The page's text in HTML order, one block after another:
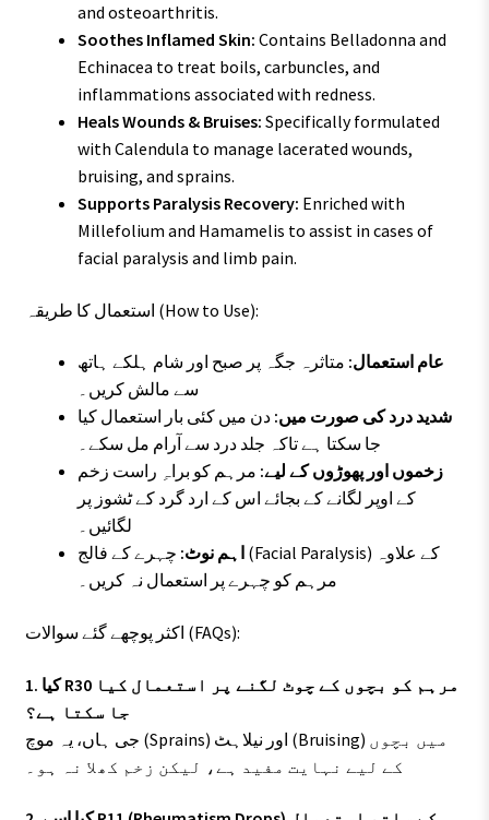
and osteoarthritis.
Soothes Inflamed Skin: Contains Belladonna and
Echinacea to treat boils, carbuncles, and
inflammations associated with redness.
Heals Wounds & Bruises: Specifically formulated
with Calendula to manage lacerated wounds,
bruising, and sprains.
Supports Paralysis Recovery: Enriched with
Millefolium and Hamamelis to assist in cases of
facial paralysis and limb pain.
استعمال کا طریقہ (How to Use):
عام استعمال: متاثرہ جگہ پر صبح اور شام ہلکے ہاتھ
سے مالش کریں۔
شدید درد کی صورت میں: دن میں کئی بار استعمال کیا
جا سکتا ہے تاکہ جلد درد سے آرام مل سکے۔
زخموں اور پھوڑوں کے لیے: مرہم کو براہِ راست زخم
کے اوپر لگانے کے بجائے اس کے ارد گرد کے ٹشوز پر
لگائیں۔
اہم نوٹ: چہرے کے فالج (Facial Paralysis) کے علاوہ
مرہم کو چہرے پر استعمال نہ کریں۔
اکثر پوچھے گئے سوالات (FAQs):
1. کیا R30 مرہم کو بچوں کے چوٹ لگنے پر استعمال کیا
جا سکتا ہے؟
جی ہاں، یہ موچ (Sprains) اور نیلاہٹ (Bruising) میں بچوں
کے لیے نہایت مفید ہے، لیکن زخم کھلا نہ ہو۔